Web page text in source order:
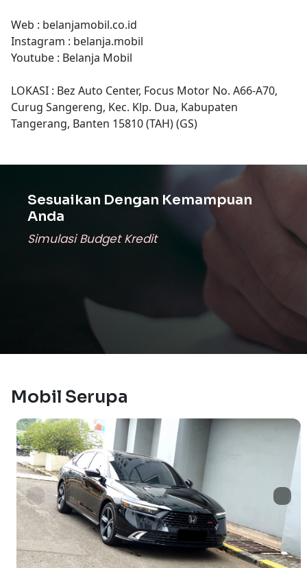
Web : belanjamobil.co.id
Instagram : belanja.mobil
Youtube : Belanja Mobil
LOKASI : Bez Auto Center, Focus Motor No. A66-A70,
Curug Sangereng, Kec. Klp. Dua, Kabupaten
Tangerang, Banten 15810 (TAH) (GS)
Sesuaikan Dengan Kemampuan
Anda
Simulasi Budget Kredit
Mobil Serupa